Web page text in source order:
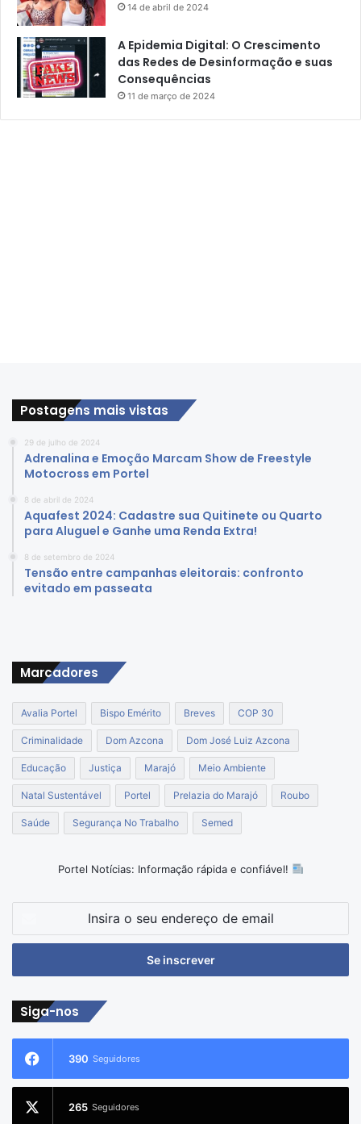
14 de abril de 2024
A Epidemia Digital: O Crescimento
das Redes de Desinformação e suas
Consequências
11 de março de 2024
Postagens mais vistas
29 de julho de 2024
Adrenalina e Emoção Marcam Show de Freestyle
Motocross em Portel
8 de abril de 2024
Aquafest 2024: Cadastre sua Quitinete ou Quarto
para Aluguel e Ganhe uma Renda Extra!
8 de setembro de 2024
Tensão entre campanhas eleitorais: confronto
evitado em passeata
Marcadores
Avalia Portel Bispo Emérito Breves COP 30
Criminalidade Dom Azcona Dom José Luiz Azcona
Educação Justiça Marajó Meio Ambiente
Natal Sustentável Portel Prelazia do Marajó Roubo
Saúde Segurança No Trabalho Semed
Portel Notícias: Informação rápida e confiável!
seu
de
Siga-nos
390 Seguidores
265 Seguidores